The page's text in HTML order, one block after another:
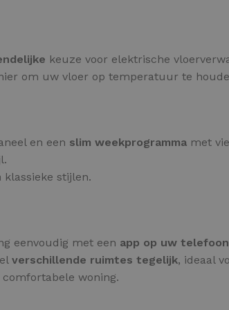
keuze voor elektrische
om uw vloer op temperatuur te
en een slim weekprogramma met
stijlen.
eenvoudig met een app op uw telefoon
verschillende ruimtes tegelijk, ideaal
woning.